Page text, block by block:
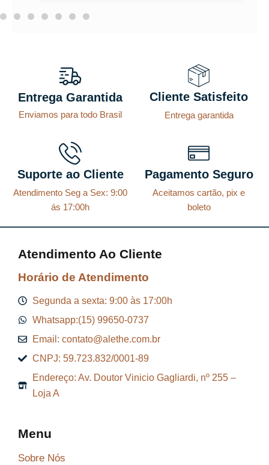
Entrega Garantida
Enviamos para todo Brasil
Cliente Satisfeito
Entrega garantida
Suporte ao Cliente
Atendimento Seg a Sex: 9:00
ás 17:00h
Pagamento Seguro
Aceitamos cartão, pix e
boleto
Atendimento Ao Cliente
Horário de Atendimento
Segunda a sexta: 9:00 às 17:00h
Whatsapp:(15) 99650-0737
Email: contato@alethe.com.br
CNPJ: 59.723.832/0001-89
Endereço: Av. Doutor Vinicio Gagliardi, nº 255 –
Loja A
Menu
Sobre Nós